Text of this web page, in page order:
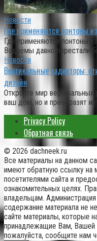
Новости
Где применяются понтоны
Где применяются понтоны
Водоёмы давно перестали
Новости
Вертикальные радиаторы:
дизайн
Откройте мир
ваш дом, но и преобразят
Privacy Policy
Обратная связь
© 2026 dachneek.ru
Все материалы на данном
имеют обратную ссылку на
посетителями сайта и
ознакомительных целях.
владельцам. Администрация
содержание материала не
сайте материалы, которые
принадлежащие Вам, Вашей
пожалуйста, сообщите нам